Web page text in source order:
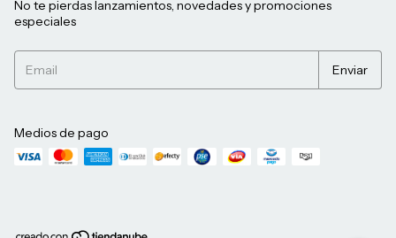
No te pierdas lanzamientos, novedades y promociones
especiales
Medios de pago